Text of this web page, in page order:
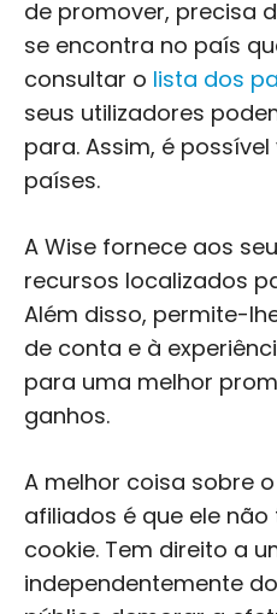
de promover, precisa
se encontra no país
consultar o lista dos
seus utilizadores
para. Assim, é
países.
A Wise fornece aos
recursos localizados
Além disso, permite-
de conta e à
para uma melhor
ganhos.
A melhor coisa sobre
afiliados é que ele
cookie. Tem direito a
independentemente